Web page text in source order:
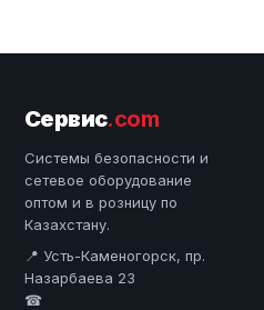
Сервис.com
Системы безопасности и
сетевое оборудование
оптом и в розницу по
Казахстану.
📍 Усть-Каменогорск, пр.
Назарбаева 23
☎